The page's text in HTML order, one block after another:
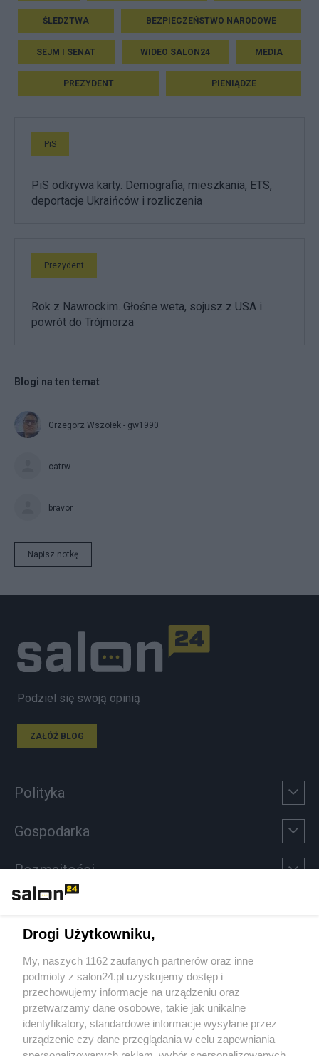
ŚLEDZTWA BEZPIECZEŃSTWO NARODOWE
SEJM I SENAT WIDEO SALON24 MEDIA
PREZYDENT PIENIĄDZE
PiS
PiS odkrywa karty. Demografia, mieszkania, ETS,
deportacje Ukraińców i rozliczenia
Prezydent
Rok z Nawrockim. Głośne weta, sojusz z USA i
powrót do Trójmorza
Blogi na ten temat
Grzegorz Wszołek - gw1990
catrw
bravor
Napisz notkę
Podziel się swoją opinią
ZAŁÓŻ BLOG
Polityka
Gospodarka
Rozmaitości
Sport
Społeczeństwo
Kultura
Drogi Użytkowniku,
My, naszych 1162 zaufanych partnerów oraz inne
podmioty z salon24.pl uzyskujemy dostęp i
przechowujemy informacje na urządzeniu oraz
przetwarzamy dane osobowe, takie jak unikalne
identyfikatory, standardowe informacje wysyłane przez
urządzenie czy dane przeglądania w celu zapewniania